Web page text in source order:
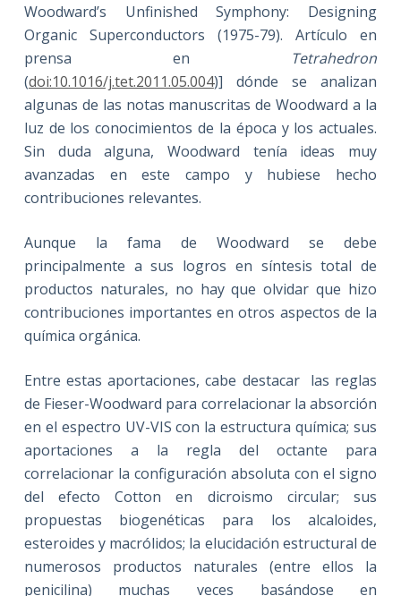
Woodward’s Unfinished Symphony: Designing
Organic Superconductors (1975-79). Artículo en
prensa en Tetrahedron
(doi:10.1016/j.tet.2011.05.004)] dónde se analizan
algunas de las notas manuscritas de Woodward a la
luz de los conocimientos de la época y los actuales.
Sin duda alguna, Woodward tenía ideas muy
avanzadas en este campo y hubiese hecho
contribuciones relevantes.
Aunque la fama de Woodward se debe
principalmente a sus logros en síntesis total de
productos naturales, no hay que olvidar que hizo
contribuciones importantes en otros aspectos de la
química orgánica.
Entre estas aportaciones, cabe destacar las reglas
de Fieser-Woodward para correlacionar la absorción
en el espectro UV-VIS con la estructura química; sus
aportaciones a la regla del octante para
correlacionar la configuración absoluta con el signo
del efecto Cotton en dicroismo circular; sus
propuestas biogenéticas para los alcaloides,
esteroides y macrólidos; la elucidación estructural de
numerosos productos naturales (entre ellos la
penicilina) muchas veces basándose en